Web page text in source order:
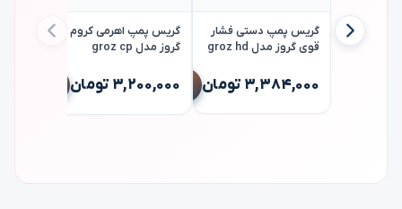
گریس پمپ دستی فشار
قوی گروز مدل groz hd
۳,۳۸۴,۰۰۰ تومان
گریس پمپ اهرمی کروم
گروز مدل groz cp
۳,۲۰۰,۰۰۰ تومان